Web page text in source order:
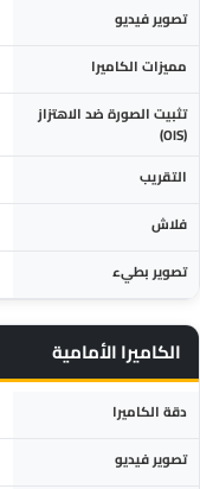
تصوير فيديو
مميزات الكاميرا
تثبيت الصورة ضد الاهتزاز
(OIS)
التقريب
فلاش
تصوير بطيء
الكاميرا الأمامية
المواصفة التفاصيلدقة الكاميرا
تصوير فيديو